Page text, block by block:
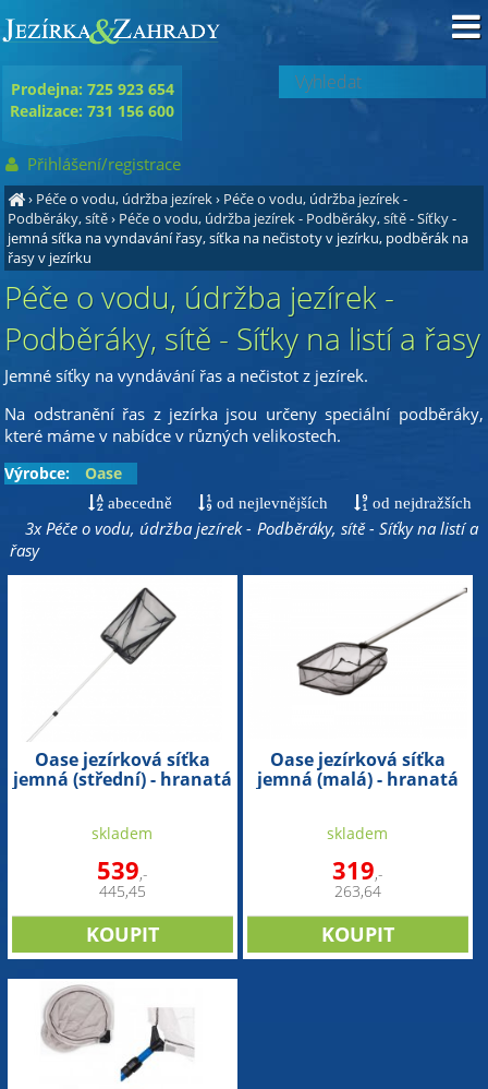
› Péče o vodu, údržba jezírek› Péče o vodu, údržba jezírek -
Podběráky, sítě› Péče o vodu, údržba jezírek - Podběráky, sítě - Síťky-
jemná síťka na vyndavání řasy, síťka na nečistoty v jezírku, podběrák na
řasy v jezírku
Péče o vodu, údržba jezírek -
Podběráky, sítě - Síťky na listí a řasy
Jemné síťky na vyndávání řas a nečistot z jezírek.
Na odstranění řas z jezírka jsou určeny speciální podběráky,
které máme v nabídce v různých velikostech.
Výrobce: Oase
abecedně od nejlevnějších od nejdražších
3x Péče o vodu, údržba jezírek - Podběráky, sítě - Síťky na listí a
řasy
Oase jezírková síťka
jemná (střední) - hranatá
skladem
539,-
445,45
Oase jezírková síťka
jemná (malá) - hranatá
skladem
319,-
263,64
Prodejna: 725 923 654
Realizace: 731 156 600
Přihlášení/registrace